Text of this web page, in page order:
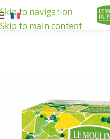
Skip to navigation
Skip to main content